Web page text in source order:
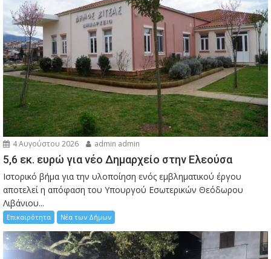
4 Αυγούστου 2026 admin admin
5,6 εκ. ευρώ για νέο Δημαρχείο στην Ελεούσα
Ιστορικό βήμα για την υλοποίηση ενός εμβληματικού έργου
αποτελεί η απόφαση του Υπουργού Εσωτερικών Θεόδωρου
Λιβάνιου...
Επικαιρότητα Νέα των Δήμων